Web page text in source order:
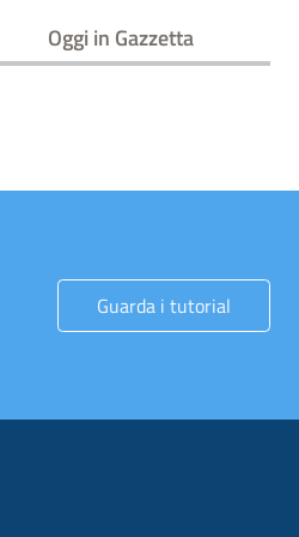
Oggi in Gazzetta
Guarda i tutorial